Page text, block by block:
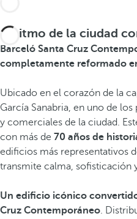
El ritmo de la ciudad
Barceló Santa Cruz
completamente reformado
Ubicado en el corazón de la
García Sanabria, en uno de
y comerciales de la ciudad.
con más de 70 años de
edificios más representativos
transmite calma, sofisticación
Un edificio icónico
Cruz Contemporáneo.